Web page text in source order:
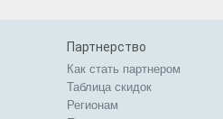
Партнерство
Как стать партнером
Таблица скидок
Регионам